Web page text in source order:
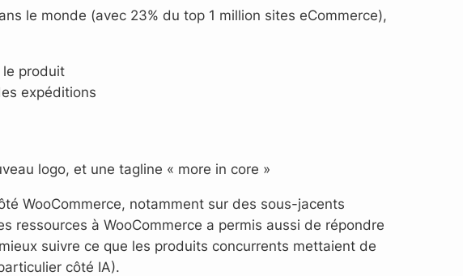
le monde (avec 23% du top 1 million sites eCommerce),
le produit
expéditions
logo, et une tagline « more in core »
WooCommerce, notamment sur des sous-jacents
ressources à WooCommerce a permis aussi de répondre
suivre ce que les produits concurrents mettaient de
côté IA).